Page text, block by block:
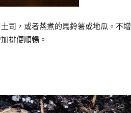
司，或者蒸煮的馬鈴薯或地瓜。不增
排便順暢。